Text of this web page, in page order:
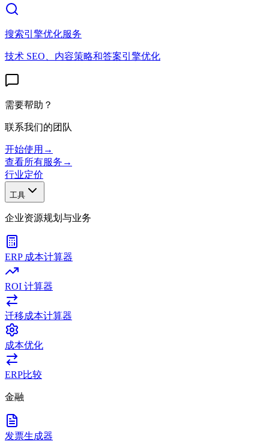
搜索引擎优化服务
技术 SEO、内容策略和答案引擎优化
需要帮助？
联系我们的团队
开始使用 →
查看所有服务 →
行业定价
工具
企业资源规划与业务
ERP 成本计算器
ROI 计算器
迁移成本计算器
成本优化
ERP比较
金融
发票生成器